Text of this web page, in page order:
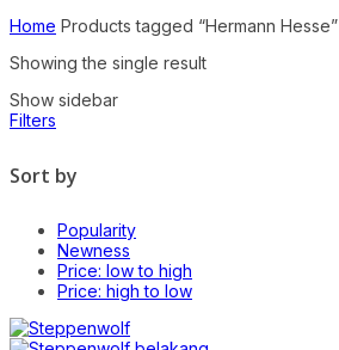
Home Products tagged “Hermann Hesse”
Showing the single result
Show sidebar
Filters
Sort by
Popularity
Newness
Price: low to high
Price: high to low